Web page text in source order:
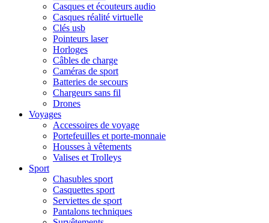
Casques et écouteurs audio
Casques réalité virtuelle
Clés usb
Pointeurs laser
Horloges
Câbles de charge
Caméras de sport
Batteries de secours
Chargeurs sans fil
Drones
Voyages
Accessoires de voyage
Portefeuilles et porte-monnaie
Housses à vêtements
Valises et Trolleys
Sport
Chasubles sport
Casquettes sport
Serviettes de sport
Pantalons techniques